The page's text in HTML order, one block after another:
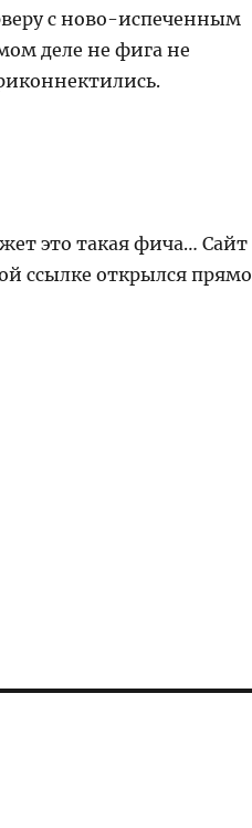
с ново-испеченным
деле не фига не
это такая фича… Сайт
ссылке открылся прямо